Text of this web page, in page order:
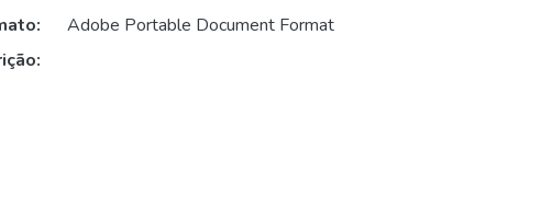
Adobe Portable Document Format